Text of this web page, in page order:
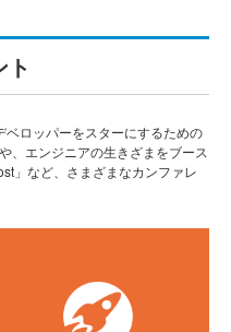
ロッパーをスターにするための
、エンジニアの生きざまをブース
」など、さまざまなカンファレ